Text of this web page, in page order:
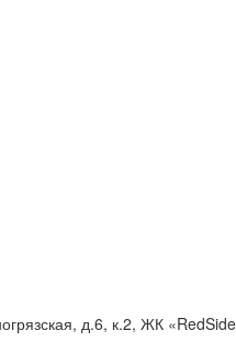
д.6, к.2, ЖК